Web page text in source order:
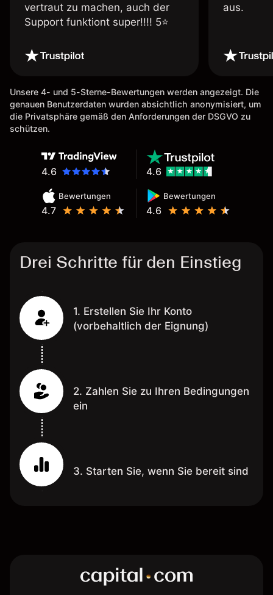
vertraut zu machen, auch der
Support funktiont super!!!! 5⭐️
aus.
Unsere 4- und 5-Sterne-Bewertungen werden angezeigt. Die
genauen Benutzerdaten wurden absichtlich anonymisiert, um
die Privatsphäre gemäß den Anforderungen der DSGVO zu
schützen.
4.6
Bewertungen
4.7
Bewertungen
4.6
4.6
Drei Schritte für den Einstieg
1. Erstellen Sie Ihr Konto
(vorbehaltlich der Eignung)
2. Zahlen Sie zu Ihren Bedingungen
ein
3. Starten Sie, wenn Sie bereit sind